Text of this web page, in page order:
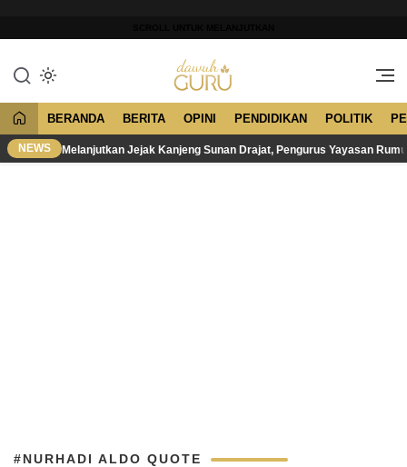
konten
Dawuh Guru
Merawat Tradisi, Membangun
BERANDA BERITA OPINI PENDIDIKAN POLITIK
NEWS Melanjutkan Jejak Kanjeng Sunan Drajat, Pengurus Yayasan
#NURHADI ALDO QUOTE